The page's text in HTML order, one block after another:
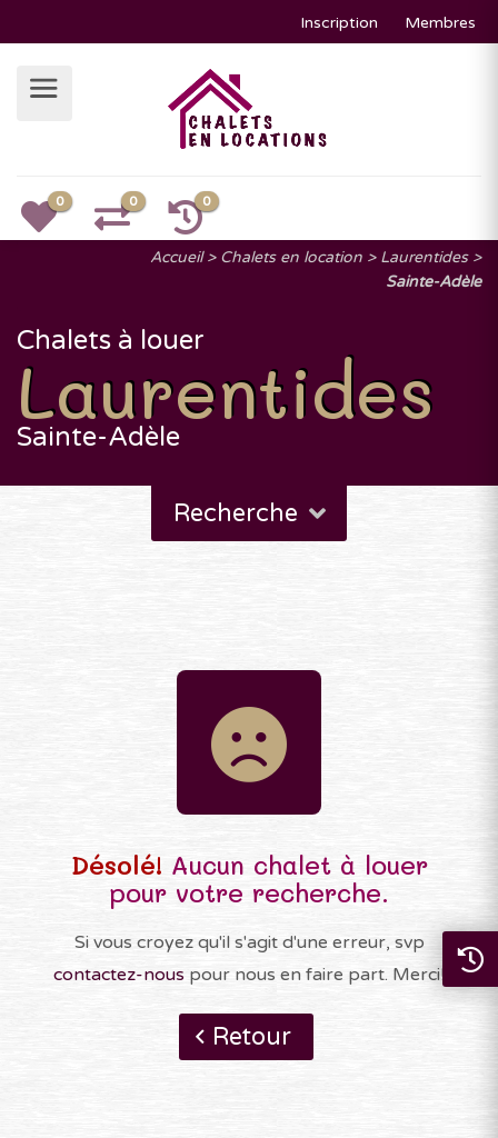
Inscription Membres
0 0 0
Accueil Chalets en location
Laurentides
Sainte-Adèle
Chalets à louer
Laurentides
Sainte-Adèle
Recherche
Désolé! Aucun chalet à louer
pour votre recherche.
Si vous croyez qu'il s'agit d'une erreur, svp
contactez-nous pour nous en faire part. Merci!
Retour